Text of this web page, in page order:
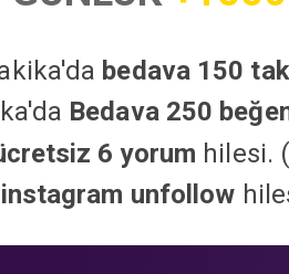
bedava 150
Bedava 250
6 yorum hilesi.
instagram unfollow